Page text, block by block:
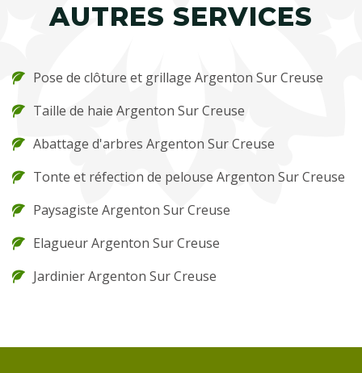
AUTRES SERVICES
Pose de clôture et grillage Argenton Sur Creuse
Taille de haie Argenton Sur Creuse
Abattage d'arbres Argenton Sur Creuse
Tonte et réfection de pelouse Argenton Sur Creuse
Paysagiste Argenton Sur Creuse
Elagueur Argenton Sur Creuse
Jardinier Argenton Sur Creuse